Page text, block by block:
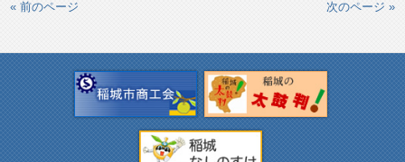
« 前のページ 次のページ »